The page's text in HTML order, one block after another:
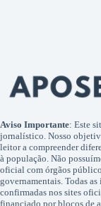
Aviso Importante: Este
jornalístico. Nosso
leitor a compreender
à população. Não
oficial com órgãos
governamentais. Todas
confirmadas nos sites
financiado por blocos de